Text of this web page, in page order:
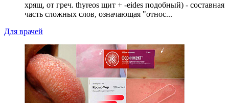
хрящ, от греч. thyreos щит + -eides подобный) - составная
часть сложных слов, означающая "относ...
Для врачей